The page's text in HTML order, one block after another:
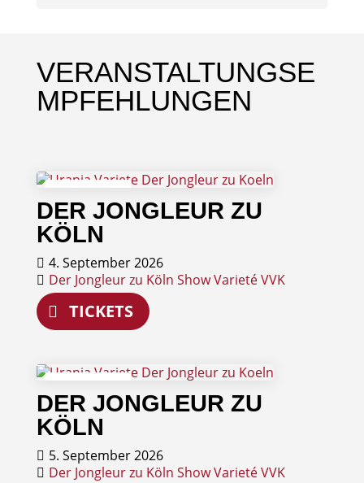
VERANSTALTUNGSE
MPFEHLUNGEN
04
September
DER JONGLEUR ZU
KÖLN
4. September 2026
Der Jongleur zu Köln ShowVarietéVVK
TICKETS
05
September
DER JONGLEUR ZU
KÖLN
5. September 2026
Der Jongleur zu Köln ShowVarietéVVK